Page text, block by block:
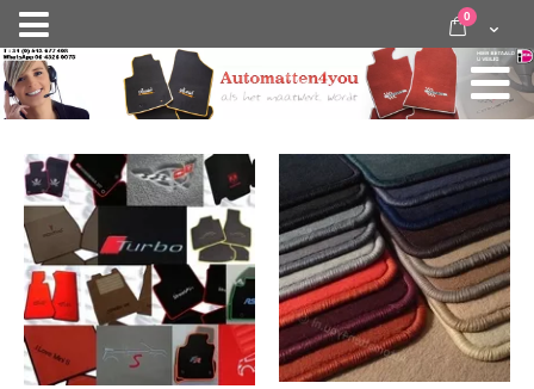
Nav
activeren
door
inhoud
Cart
0 items